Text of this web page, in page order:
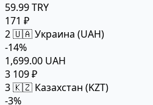
59.99 TRY
171 ₽
2🇺🇦 Украина (UAH)
-14%
1,699.00 UAH
3 109 ₽
3🇰🇿 Казахстан (KZT)
-3%